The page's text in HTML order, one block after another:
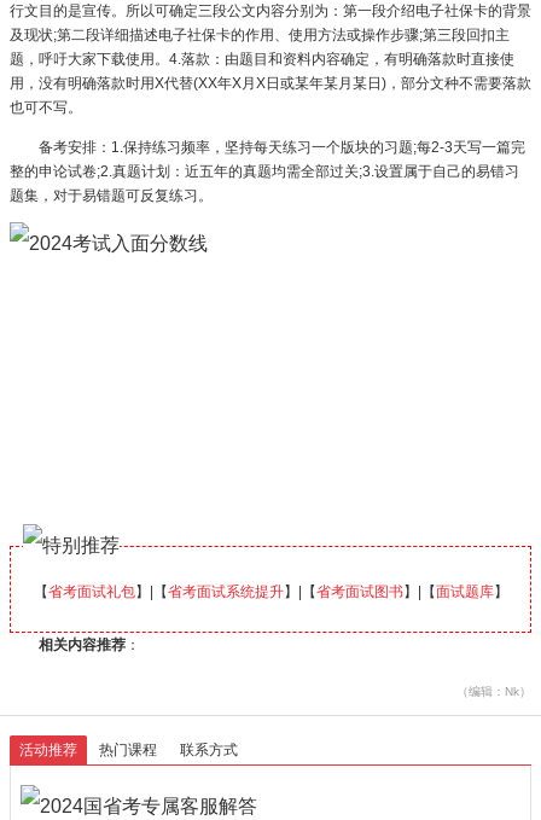
行文目的是宣传。所以可确定三段公文内容分别为：第一段介绍电子社保卡的背景
及现状;第二段详细描述电子社保卡的作用、使用方法或操作步骤;第三段回扣主
题，呼吁大家下载使用。4.落款：由题目和资料内容确定，有明确落款时直接使
用，没有明确落款时用X代替(XX年X月X日或某年某月某日)，部分文种不需要落款
也可不写。
备考安排：1.保持练习频率，坚持每天练习一个版块的习题;每2-3天写一篇完
整的申论试卷;2.真题计划：近五年的真题均需全部过关;3.设置属于自己的易错习
题集，对于易错题可反复练习。
【省考面试礼包】|【省考面试系统提升】|【省考面试图书】|【面试题库】
相关内容推荐 ：
（编辑：Nk）
活动推荐 热门课程 联系方式